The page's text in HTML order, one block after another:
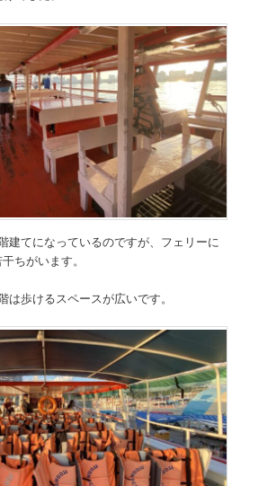
建てになっているのですが、フェリーに
ちがいます。
は歩けるスペースが広いです。